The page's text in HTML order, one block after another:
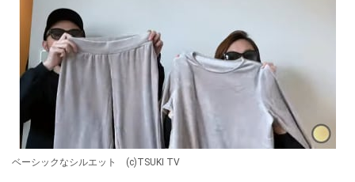
ベーシックなシルエット (c)TSUKI TV